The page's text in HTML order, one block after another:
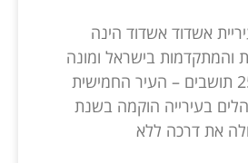
אשדוד אשדוד הינה
והמתקדמות בישראל ומונה
למעלה מ-250,000 תושבים – העיר החמישית
בעירייה הוקמה בשנת